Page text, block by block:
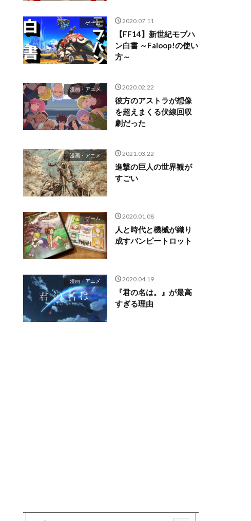
ゲーム 2020.07.11
【FF14】新世紀モブハ
ン白書 ～Faloop!の使い
方～
漫画・アニメ 2020.02.22
彼方のアストラが想像
を超えまくる伏線回収
劇だった
漫画・アニメ 2021.03.22
進撃の巨人の世界観が
すごい
ゲーム 2020.01.08
人と時代と機械が織り
成すバンピートロット
漫画・アニメ 2020.04.19
『君の名は。』が最高
すぎる理由